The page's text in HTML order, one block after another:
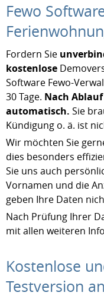
Fewo
Fordern Sie
kostenlose
Software Fewo-
30 Tage. Nach
automatisch. Sie
Kündigung o. ä. ist
Wir möchten Sie
dies besonders
Sie uns auch
Vornamen und die
geben Ihre Daten
Nach Prüfung Ihrer
mit allen weiteren
Kostenlose
Testversion